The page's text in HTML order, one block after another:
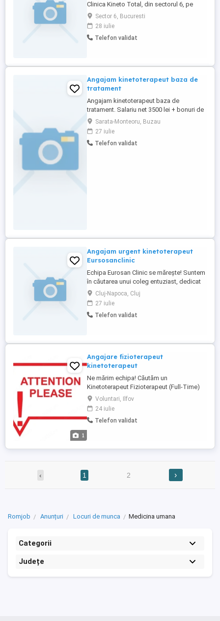
Clinica Kineto Total, din sectorul 6, pe
Bulevardul Uverturii, zona Militari,
angajează kinetoterapeut și asistentă
balneofizioterapie. Pentru mai multe
informații ne găsiți la numărul de telefon .
Sector 6, Bucuresti
28 iulie
Telefon validat
Angajam kinetoterapeut baza de
tratament
Angajam kinetoterapeut baza de
tratament. Salariu net 3500 lei + bonuri de
masa + bonificatie calculata functie de
incasari. Detalii la . CV pe e-mail la
Sarata-Monteoru, Buzau
27 iulie
Telefon validat
Angajam urgent kinetoterapeut
Eursosanclinic
Echipa Eurosan Clinic se mărește! Suntem
în căutarea unui coleg entuziast, dedicat
și profesionist care să se alăture echipei
noastre în departamentul de recuperare
medicală. Dacă ești pasionat de
kinetoterapie, îți place să lucrezi într-un
Cluj-Napoca, Cluj
27 iulie
Telefon validat
1
Angajare fizioterapeut
kinetoterapeut
Ne mărim echipa! Căutăm un
Kinetoterapeut Fizioterapeut (Full-Time)
care își dorește să lucreze într-un mediu
profesionist, alături de o echipă dedicată
și de pacienți care au nevoie de implicare
și rezultate. Ce ne dorim de la tine: Studii
Voluntari, Ilfov
24 iulie
Telefon validat
‹ 1 2 ›
Romjob Anunțuri Locuri de munca Medicina umana
Categorii
Județe